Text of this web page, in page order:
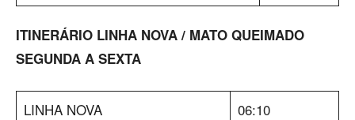
ITINERÁRIO LINHA NOVA / MATO QUEIMADO
SEGUNDA A SEXTA
LINHA NOVA
06:10